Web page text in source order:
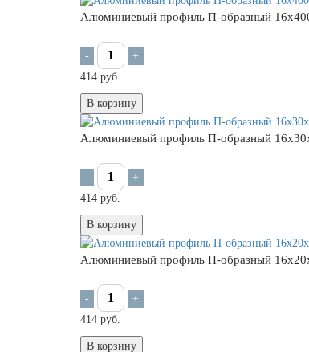
Алюминиевый профиль П-образный
-
+
414 руб.
В корзину
Алюминиевый профиль П-образный
-
+
414 руб.
В корзину
Алюминиевый профиль П-образный
-
+
414 руб.
В корзину